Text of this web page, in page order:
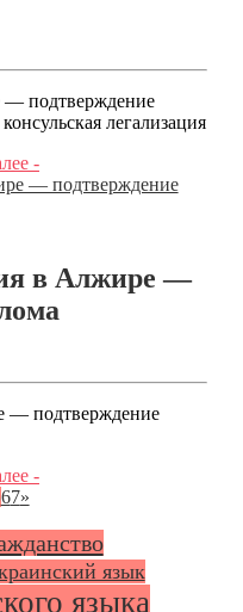
— подтверждение
легализация
-
в Алжире —
— подтверждение
-
67»
язык
языка